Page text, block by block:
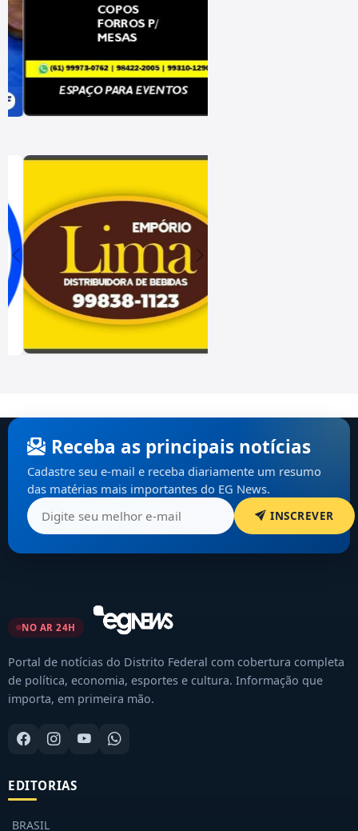
Receba as principais notícias
Cadastre seu e-mail e receba diariamente um resumo
das matérias mais importantes do EG News.
INSCREVER
NO AR 24H
Portal de notícias do Distrito Federal com cobertura completa
de política, economia, esportes e cultura. Informação que
importa, em primeira mão.
EDITORIAS
BRASIL